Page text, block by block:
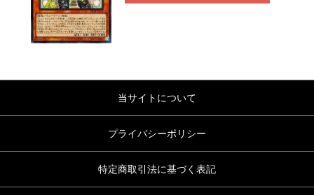
当サイトについて
プライバシーポリシー
特定商取引法に基づく表記